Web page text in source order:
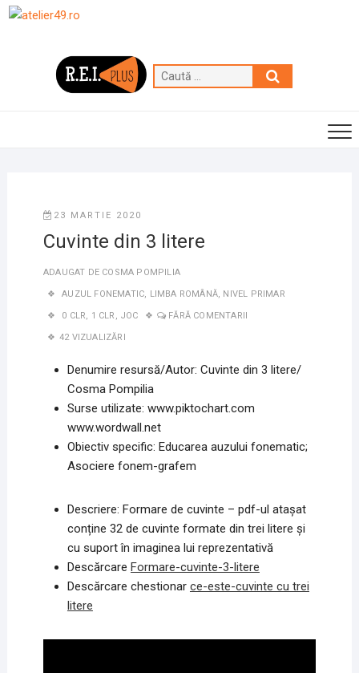
Skip
Caută
…
23 MARTIE 2020
Cuvinte din 3 litere
ADAUGAT DE COSMA POMPILIA
AUZUL FONEMATIC, LIMBA ROMÂNĂ, NIVEL PRIMAR
0 CLR, 1 CLR , JOC FĂRĂ COMENTARII
42 VIZUALIZĂRI
Denumire resursă/Autor: Cuvinte din 3 litere/
Cosma Pompilia
Surse utilizate: www.piktochart.com
www.wordwall.net
Obiectiv specific: Educarea auzului fonematic;
Asociere fonem-grafem
Descriere: Formare de cuvinte – pdf-ul atașat
conține 32 de cuvinte formate din trei litere și
cu suport în imaginea lui reprezentativă
Descărcare Formare-cuvinte-3-litere
Descărcare chestionar ce-este-cuvinte cu trei
litere